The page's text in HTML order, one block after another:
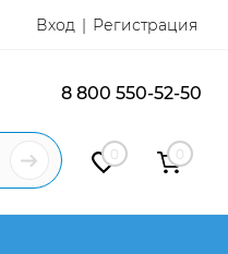
Вход Регистрация
8 800 550-52-50
0 0